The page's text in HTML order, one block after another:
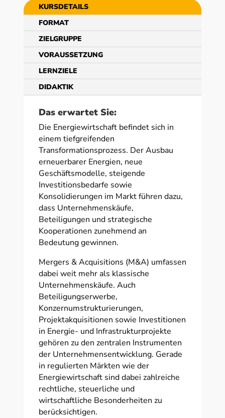
KURSDETAILS
FORMAT
ZIELGRUPPE
VORAUSSETZUNG
LERNZIELE
DIDAKTIK
Das erwartet Sie:
Die Energiewirtschaft befindet sich in
einem tiefgreifenden
Transformationsprozess. Der Ausbau
erneuerbarer Energien, neue
Geschäftsmodelle, steigende
Investitionsbedarfe sowie
Konsolidierungen im Markt führen dazu,
dass Unternehmenskäufe,
Beteiligungen und strategische
Kooperationen zunehmend an
Bedeutung gewinnen.
Mergers & Acquisitions (M&A) umfassen
dabei weit mehr als klassische
Unternehmenskäufe. Auch
Beteiligungserwerbe,
Konzernumstrukturierungen,
Projektakquisitionen sowie Investitionen
in Energie- und Infrastrukturprojekte
gehören zu den zentralen Instrumenten
der Unternehmensentwicklung. Gerade
in regulierten Märkten wie der
Energiewirtschaft sind dabei zahlreiche
rechtliche, steuerliche und
wirtschaftliche Besonderheiten zu
berücksichtigen.